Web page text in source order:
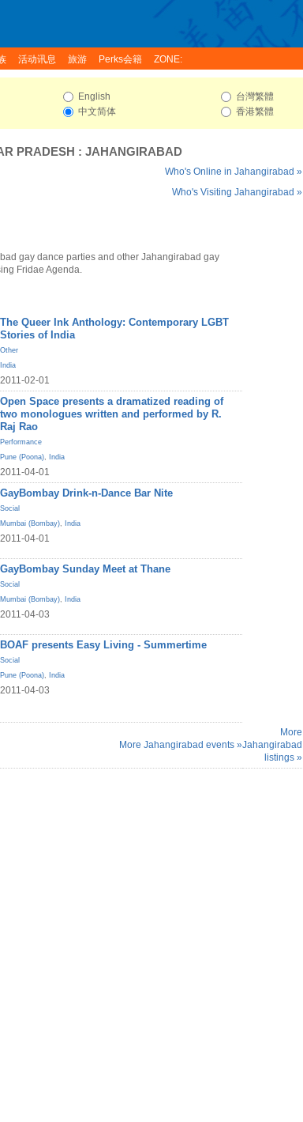
活动讯息 旅游 Perks会籍 ZONE:
English
中文简体
台灣繁體
香港繁體
PRADESH : JAHANGIRABAD
Who's Online in Jahangirabad »
Who's Visiting Jahangirabad »
gay dance parties and other Jahangirabad gay
Fridae Agenda.
The Queer Ink Anthology: Contemporary LGBT
Stories of India
Other
India
2011-02-01
Open Space presents a dramatized reading of
two monologues written and performed by R.
Raj Rao
Performance
Pune (Poona), India
2011-04-01
GayBombay Drink-n-Dance Bar Nite
Social
Mumbai (Bombay), India
2011-04-01
GayBombay Sunday Meet at Thane
Social
Mumbai (Bombay), India
2011-04-03
BOAF presents Easy Living - Summertime
Social
Pune (Poona), India
2011-04-03
More Jahangirabad events »
More
Jahangirabad
listings »